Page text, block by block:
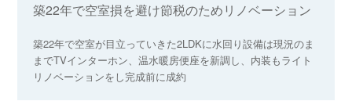
築22年で空室損を避け節税のためリノベーション
築22年で空室が目立っていきた2LDKに水回り設備は現況のま
までTVインターホン、温水暖房便座を新調し、内装もライト
リノベーションをし完成前に成約